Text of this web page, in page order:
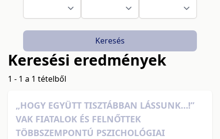
Keresés
Keresési eredmények
1 - 1 a 1 tételből
„HOGY EGYÜTT TISZTÁBBAN LÁSSUNK…!”
VAK FIATALOK ÉS FELNŐTTEK
TÖBBSZEMPONTÚ PSZICHOLÓGIAI